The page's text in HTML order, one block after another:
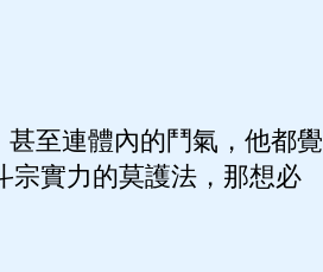
至連體內的鬥氣，他都覺
宗實力的莫護法，那想必